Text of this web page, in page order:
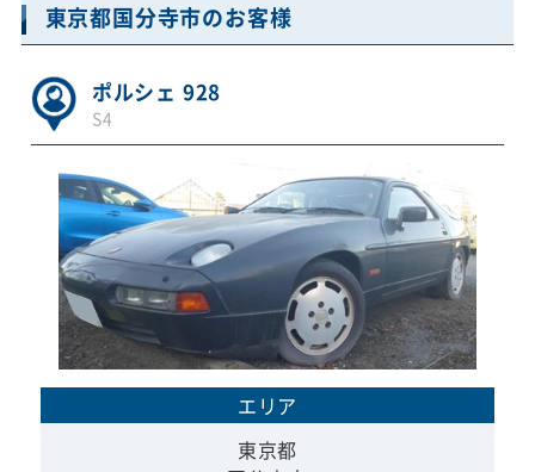
東京都国分寺市のお客様
ポルシェ 928
S4
エリア
東京都